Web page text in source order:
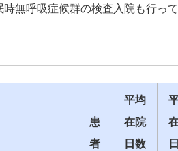
無呼吸症候群の検査入院も行って
患
者
平均
在院
日数